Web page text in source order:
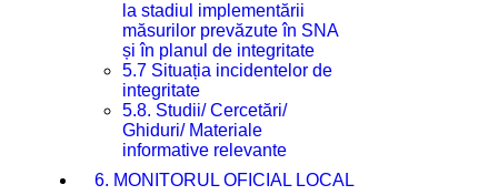
la stadiul implementării
măsurilor prevăzute în SNA
și în planul de integritate
5.7 Situația incidentelor de
integritate
5.8. Studii/ Cercetări/
Ghiduri/ Materiale
informative relevante
6. MONITORUL OFICIAL LOCAL